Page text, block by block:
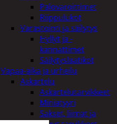
Palovaroittimet
Riippulukot
Varastointi ja säilytys
Hyllyt ja -
kannattimet
Säilytyslaatikot
Vapaa-aika ja urheilu
Askartelu
Askartelutarvikkeet
Miniatyyri
Sakset, liimat ja